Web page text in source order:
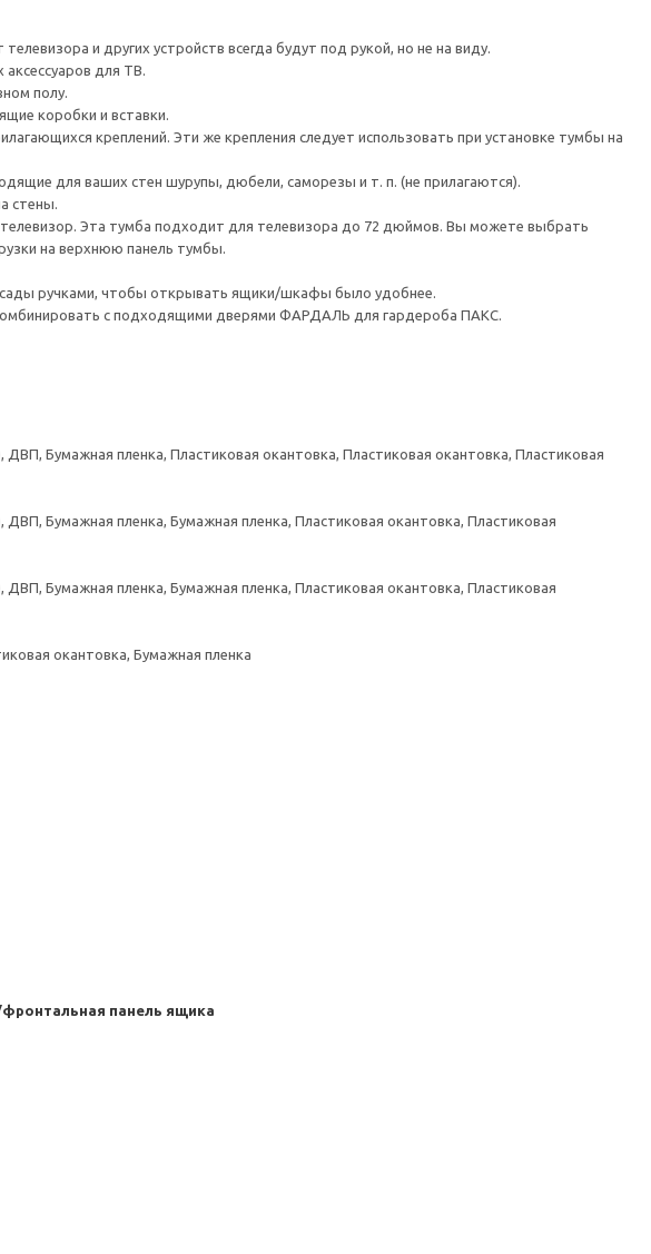
и других устройств всегда будут под рукой, но не на виду.
для ТВ.
полу.
коробки и вставки.
креплений. Эти же крепления следует использовать при установке тумбы на
для ваших стен шурупы, дюбели, саморезы и т. п. (не прилагаются).
стены.
Эта тумба подходит для телевизора до 72 дюймов. Вы можете выбрать
на верхнюю панель тумбы.
ручками, чтобы открывать ящики/шкафы было удобнее.
с подходящими дверями ФАРДАЛЬ для гардероба ПАКС.
Бумажная пленка, Пластиковая окантовка, Пластиковая окантовка, Пластиковая
Бумажная пленка, Бумажная пленка, Пластиковая окантовка, Пластиковая
Бумажная пленка, Бумажная пленка, Пластиковая окантовка, Пластиковая
окантовка, Бумажная пленка
панель ящика